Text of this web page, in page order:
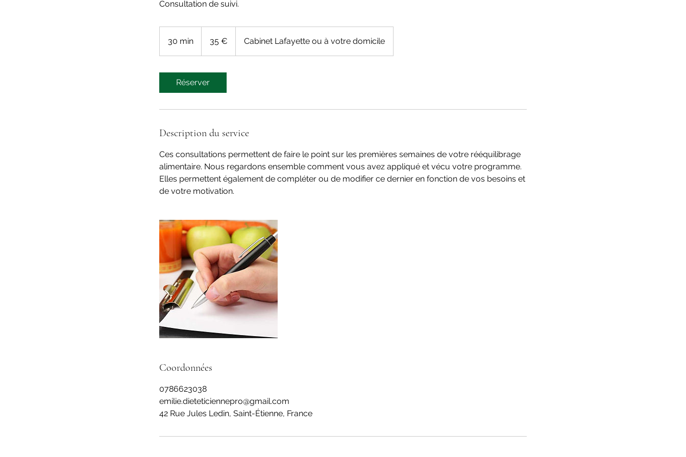
Consultation de suivi.
30 min
0
35 € Cabinet Lafayette ou à votre domicile
Réserver
Description du service
Ces consultations permettent de faire le point sur les premières semaines de votre rééquilibrage
alimentaire. Nous regardons ensemble comment vous avez appliqué et vécu votre programme.
Elles permettent également de compléter ou de modifier ce dernier en fonction de vos besoins et
de votre motivation.
Coordonnées
0786623038
emilie.dieteticiennepro@gmail.com
42 Rue Jules Ledin, Saint-Étienne, France